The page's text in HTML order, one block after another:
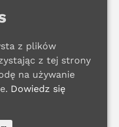
z plików
z tej strony
na używanie
Dowiedz się